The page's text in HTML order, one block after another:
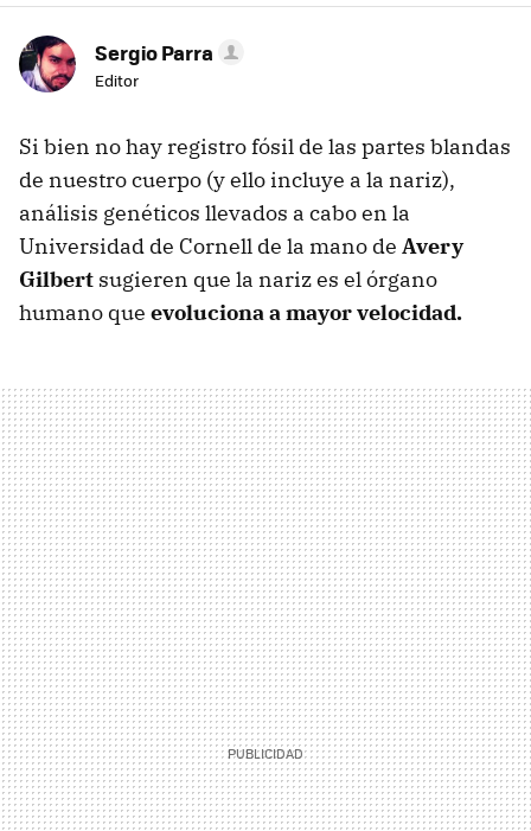
Sergio Parra
Editor
Si bien no hay registro fósil de las partes blandas
de nuestro cuerpo (y ello incluye a la nariz),
análisis genéticos llevados a cabo en la
Universidad de Cornell de la mano de Avery
Gilbert sugieren que la nariz es el órgano
humano que evoluciona a mayor velocidad.